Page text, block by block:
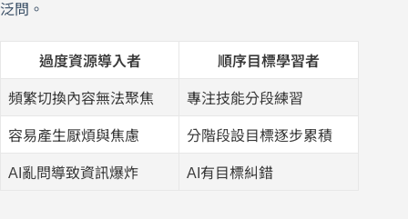
泛問。
過度資源導入者 順序目標學習者
頻繁切換內容無法聚焦 專注技能分段練習
容易產生厭煩與焦慮 分階段設目標逐步累積
AI亂問導致資訊爆炸 AI有目標糾錯